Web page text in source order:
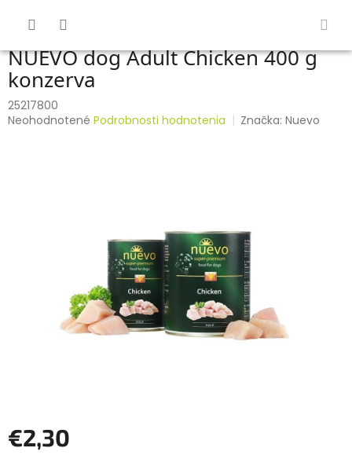
NUEVO dog Adult Chicken 400 g
konzerva
25217800
Priemerné
Neohodnotené Podrobnosti hodnotenia Značka:Nuevo
€2,30